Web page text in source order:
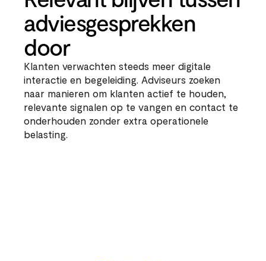
adviesgesprekken
door
Klanten verwachten steeds meer digitale
interactie en begeleiding. Adviseurs zoeken
naar manieren om klanten actief te houden,
relevante signalen op te vangen en contact te
onderhouden zonder extra operationele
belasting.